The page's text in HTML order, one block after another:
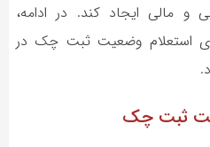
مالی ایجاد کند. در ادامه،
استعلام وضعیت ثبت چک در
ثبت چک